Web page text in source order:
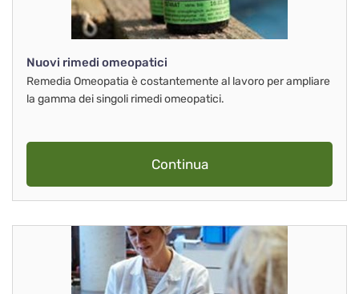
Nuovi rimedi omeopatici
Remedia Omeopatia è costantemente al lavoro per ampliare
la gamma dei singoli rimedi omeopatici.
Continua